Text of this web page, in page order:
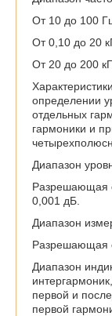
От 10 до 100
От 0,10 до 20
От 20 до 200
определении
отдельных
гармоники и
Диапазон
Разрешающая
0,001 дБ.
Диапазон
Разрешающая
Диапазон
первой и
первой